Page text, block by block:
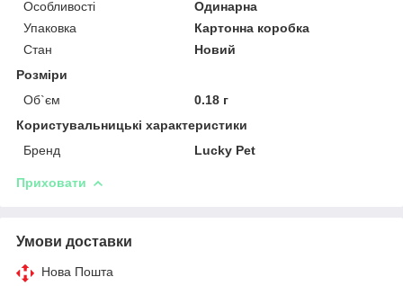
Особливості
Одинарна
Упаковка
Картонна коробка
Стан
Новий
Розміри
Об`єм
0.18 г
Користувальницькі характеристики
Бренд
Lucky Pet
Приховати
Умови доставки
Нова Пошта